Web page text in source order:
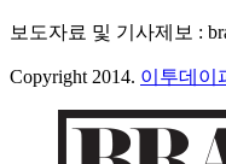
보도자료 및 기사제보 :
Copyright 2014. 이투데이